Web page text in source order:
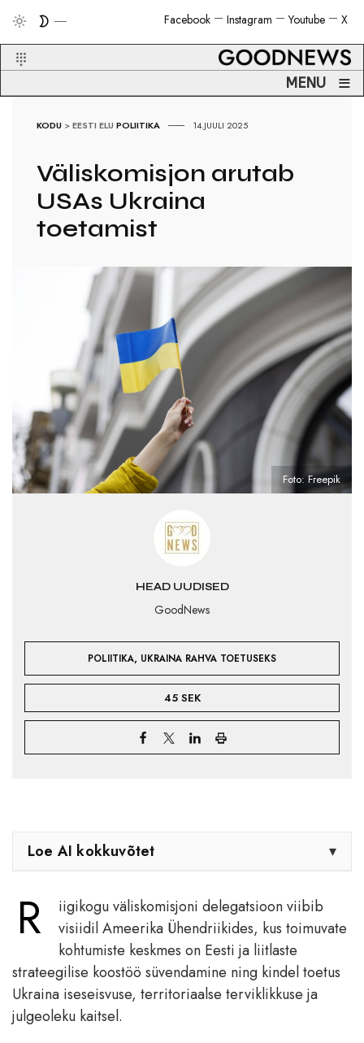
X
Youtube
Instagram
Facebook
MENU ≡
KODU >EESTI ELU POLIITIKA 14.JUULI 2025
Väliskomisjon arutab
USAs Ukraina
toetamist
HEAD UUDISED
GoodNews
POLIITIKA, UKRAINA RAHVA TOETUSEKS
45 SEK
Foto: Freepik
Loe AI kokkuvõtet ▾
R
iigikogu väliskomisjoni delegatsioon viibib
visiidil Ameerika Ühendriikides, kus toimuvate
kohtumiste keskmes on Eesti ja liitlaste
strateegilise koostöö süvendamine ning kindel toetus
Ukraina iseseisvuse, territoriaalse terviklikkuse ja
julgeoleku kaitsel.